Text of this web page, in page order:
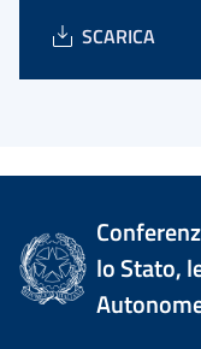
SCARICA
lo Stato,